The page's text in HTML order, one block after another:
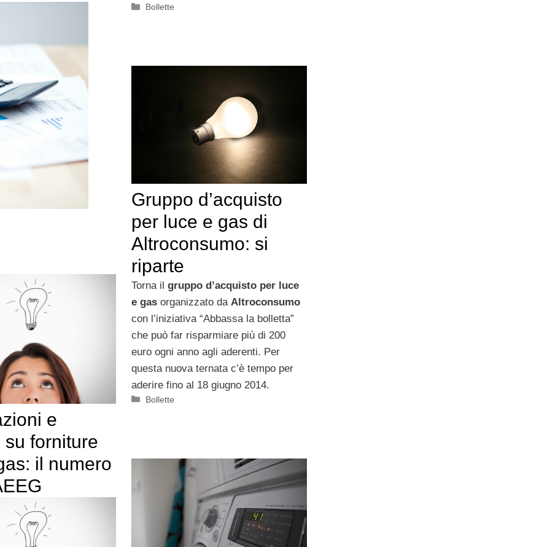
Categorie
Bollette
Gruppo d’acquisto
per luce e gas di
Altroconsumo: si
riparte
Torna il gruppo d’acquisto per luce
e gasorganizzato da Altroconsumo
con l’iniziativa “Abbassa la bolletta”
che può far risparmiare più di 200
euro ogni anno agli aderenti. Per
questa nuova ternata c’è tempo per
aderire fino al 18 giugno 2014.
Categorie
Bollette
e
su forniture
il numero